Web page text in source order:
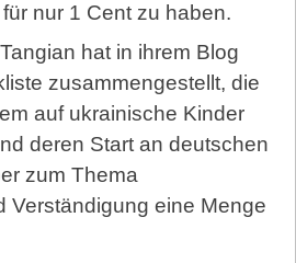
nur 1 Cent zu haben.
hat in ihrem Blog
zusammengestellt, die
auf ukrainische Kinder
deren Start an deutschen
zum Thema
Verständigung eine Menge